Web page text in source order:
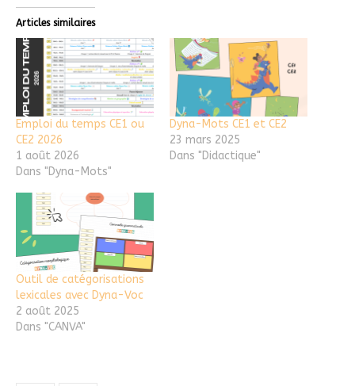
Articles similaires
Emploi du temps CE1 ou
CE2 2026
1 août 2026
Dans "Dyna-Mots"
Dyna-Mots CE1 et CE2
23 mars 2025
Dans "Didactique"
Outil de catégorisations
lexicales avec Dyna-Voc
2 août 2025
Dans "CANVA"